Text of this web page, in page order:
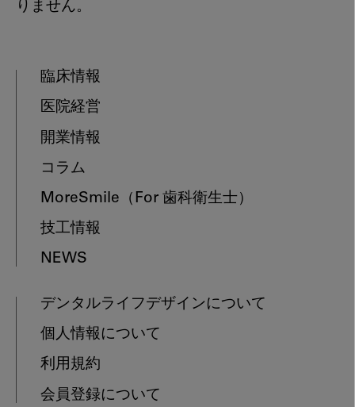
りません。
臨床情報
医院経営
開業情報
コラム
MoreSmile （For 歯科衛生士）
技工情報
NEWS
デンタルライフデザインについて
個人情報について
利用規約
会員登録について